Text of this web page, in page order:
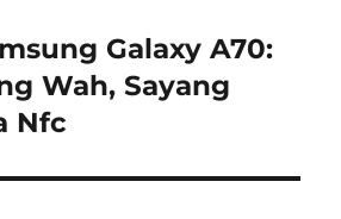
Galaxy A70:
Wah, Sayang
Nfc